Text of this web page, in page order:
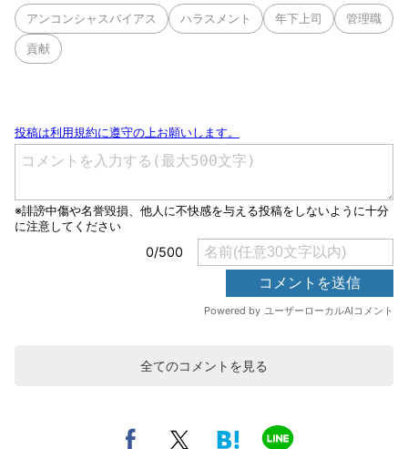
アンコンシャスバイアス ハラスメント 年下上司 管理職
貢献
全てのコメントを見る